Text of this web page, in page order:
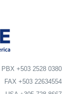
PBX +503 2528 0380
FAX +503 22634554